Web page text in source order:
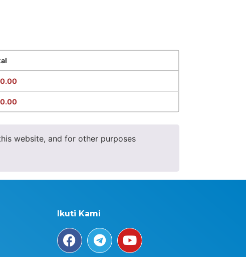
0.00
0.00
website, and for other purposes
Ikuti Kami